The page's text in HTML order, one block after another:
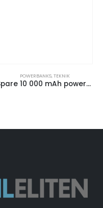
POWERBANKS,TEKNIK
Spare 10 000 mAh powerbank